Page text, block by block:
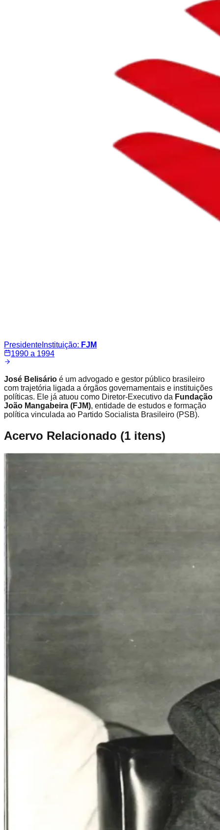
Presidente Instituição: FJM
1990 a 1994
José Belisário é um advogado e gestor público brasileiro
com trajetória ligada a órgãos governamentais e instituições
políticas. Ele já atuou como Diretor-Executivo da Fundação
João Mangabeira (FJM), entidade de estudos e formação
política vinculada ao Partido Socialista Brasileiro (PSB).
Acervo Relacionado (1 itens)